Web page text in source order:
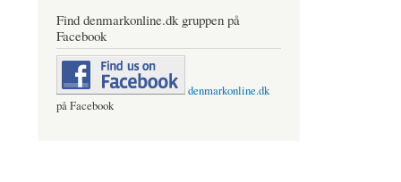
Find denmarkonline.dk gruppen på
Facebook
denmarkonline.dk
på Facebook